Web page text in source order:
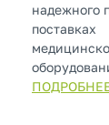
надежного
поставках